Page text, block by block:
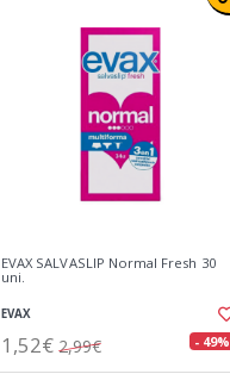
EVAX SALVASLIP Normal Fresh 30
uni.
EVAX
1,52€ 2,99€ - 49%